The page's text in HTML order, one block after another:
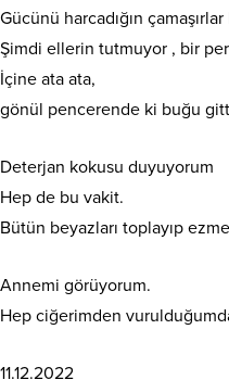
Gücünü harcadığın
Şimdi ellerin tutmuyor , bir
İçine ata ata,
gönül pencerende ki buğu
Deterjan kokusu duyuyorum
Hep de bu vakit.
Bütün beyazları toplayıp
Annemi görüyorum.
Hep ciğerimden
11.12.2022